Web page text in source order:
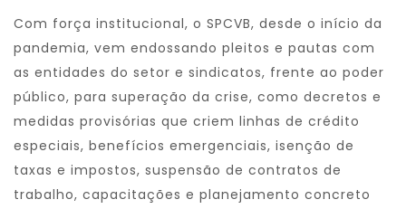
Com força institucional, o SPCVB, desde o início da
pandemia, vem endossando pleitos e pautas com
as entidades do setor e sindicatos, frente ao poder
público, para superação da crise, como decretos e
medidas provisórias que criem linhas de crédito
especiais, benefícios emergenciais, isenção de
taxas e impostos, suspensão de contratos de
trabalho, capacitações e planejamento concreto